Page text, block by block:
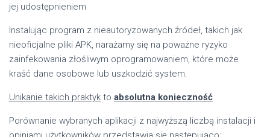
jej udostępnieniem
Instalując program z nieautoryzowanych źródeł, takich jak
nieoficjalne pliki APK, narażamy się na poważne ryzyko
zainfekowania złośliwym oprogramowaniem, które może
kraść dane osobowe lub uszkodzić system.
Unikanie takich praktyk to absolutna konieczność
Porównanie wybranych aplikacji z najwyższą liczbą instalacji i